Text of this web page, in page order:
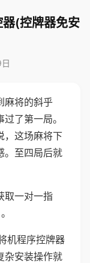
(控牌器免安
麻将的斜乎
了第一局。
，这场麻将下
。至四局后就
取一对一指
机程序控牌器
杂安装操作就